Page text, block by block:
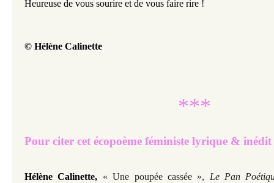
Heureuse de vous sourire et de vous faire rire !
© Hélène Calinette
***
Pour citer cet écopoème féministe lyrique & inédit
Hélène Calinette, « Une poupée cassée », Le Pan